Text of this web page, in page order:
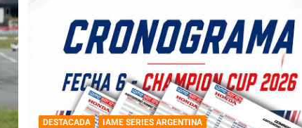
DESTACADA IAME SERIES ARGENTINA